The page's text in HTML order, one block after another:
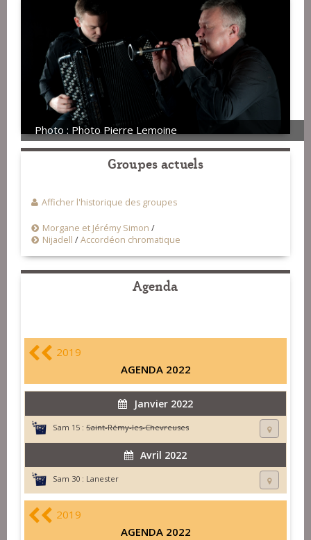
Photo : Photo Pierre Lemoine
Groupes actuels
Afficher l'historique des groupes
Morgane et Jérémy Simon /
Nijadell /Accordéon chromatique
Agenda
2019
AGENDA 2022
Janvier 2022
Sam 15 : Saint-Rémy-les-Chevreuses
Avril 2022
Sam 30 : Lanester
2019
AGENDA 2022